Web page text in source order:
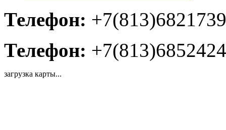
Телефон: +7(813)6821739
Телефон: +7(813)6852424
загрузка карты...